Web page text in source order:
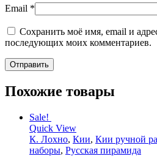
Email *
Сохранить моё имя, email и
последующих моих комментариев.
Похожие товары
Sale!
Quick View
К. Лохно, Кии, Кии ручной
наборы, Русская пирамида